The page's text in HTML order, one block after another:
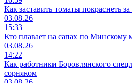
Как заставить томаты покраснеть
03.08.26
15:33
Кто плавает на сапах по Минскому
03.08.26
14:22
Как работники Боровлянского
сорняком